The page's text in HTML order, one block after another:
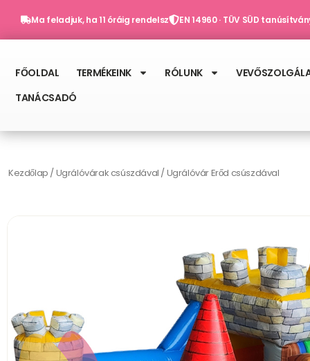
content
Ma feladjuk, ha 11 óráig rendelsz EN 14960 · TÜV SÜD
FŐOLDAL TERMÉKEINK RÓLUNK
TANÁCSADÓ
Kezdőlap /Ugrálóvárak csúszdával / Ugrálóvár Erőd csúszdával